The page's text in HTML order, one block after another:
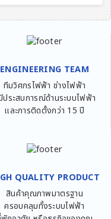
ENGINEERING TEAM
ทีมวิศกรไฟฟ้า ช่างไฟฟ้า
ประสบการณ์ด้านระบบไฟฟ้า
และการติดตั้งกว่า 15 ปี
QUALITY PRODUCT
สินค้าคุณภาพมาตรฐาน
ครอบคลุมทั้งระบบไฟฟ้า